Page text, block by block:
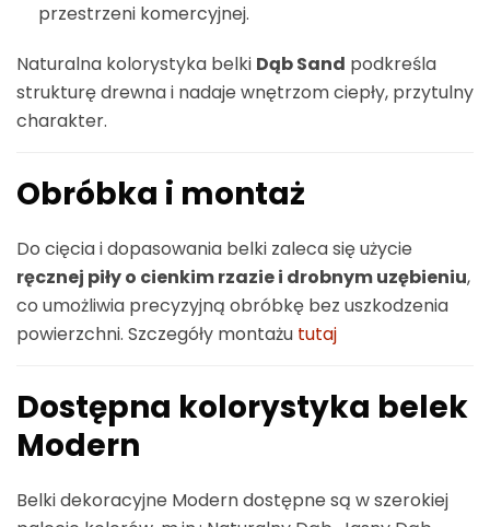
przestrzeni komercyjnej.
Naturalna kolorystyka belki Dąb Sand podkreśla
strukturę drewna i nadaje wnętrzom ciepły, przytulny
charakter.
Obróbka i montaż
Do cięcia i dopasowania belki zaleca się użycie
ręcznej piły o cienkim rzazie i drobnym uzębieniu,
co umożliwia precyzyjną obróbkę bez uszkodzenia
powierzchni. Szczegóły montażu tutaj
Dostępna kolorystyka belek
Modern
Belki dekoracyjne Modern dostępne są w szerokiej